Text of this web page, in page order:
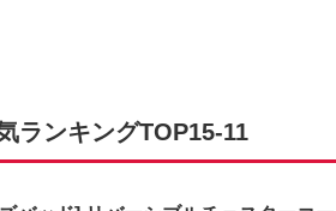
ランキングTOP15-11